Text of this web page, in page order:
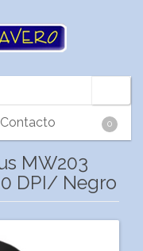
Contacto 0
MW203
DPI/ Negro